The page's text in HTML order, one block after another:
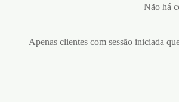
Não há
Apenas clientes com sessão iniciada